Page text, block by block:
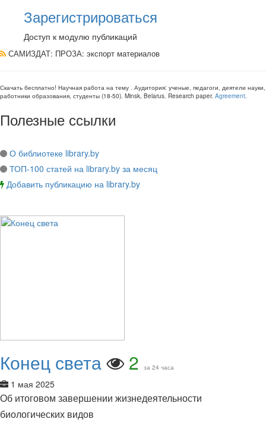
Зарегистрироваться
Доступ к модулю публикаций
САМИЗДАТ: ПРОЗА: экспорт материалов
Скачать бесплатно! Научная работа на тему . Аудитория: ученые, педагоги, деятели науки,
работники образования, студенты (18-50). Minsk, Belarus. Research paper. Agreement.
Полезные ссылки
О библиотеке library.by
ТОП-100 статей на library.by за месяц
Добавить публикацию на library.by
Конец света 2 за 24 часа
1 мая 2025
Об итоговом завершении жизнедеятельности
биологических видов